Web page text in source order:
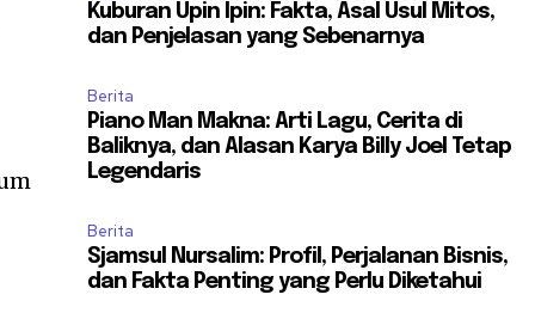
Kuburan Upin Ipin: Fakta, Asal Usul Mitos,
dan Penjelasan yang Sebenarnya
Berita
Piano Man Makna: Arti Lagu, Cerita di
Baliknya, dan Alasan Karya Billy Joel Tetap
Legendaris
Berita
Sjamsul Nursalim: Profil, Perjalanan Bisnis,
dan Fakta Penting yang Perlu Diketahui